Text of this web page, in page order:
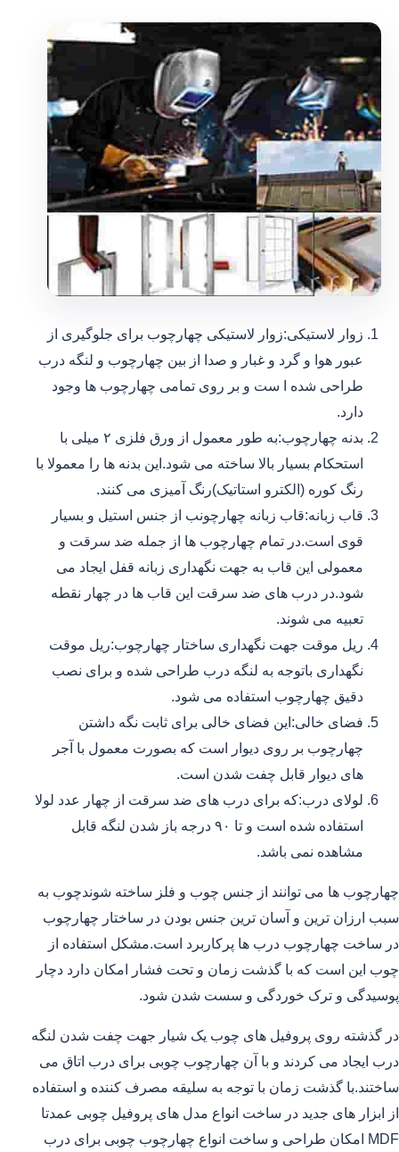
زوار لاستیکی:زوار لاستیکی چهارچوب برای جلوگیری از
عبور هوا و گرد و غبار و صدا از بین چهارچوب و لنگه درب
طراحی شده ا ست و بر روی تمامی چهارچوب ها وجود
دارد.
بدنه چهارچوب:به طور معمول از ورق فلزی ۲ میلی با
استحکام بسیار بالا ساخته می شود.این بدنه ها را معمولا با
رنگ کوره (الکترو استاتیک)رنگ آمیزی می کنند.
قاب زبانه:قاب زبانه چهارچونب از جنس استیل و بسیار
قوی است.در تمام چهارچوب ها از جمله ضد سرقت و
معمولی این قاب به جهت نگهداری زبانه قفل ایجاد می
شود.در درب های ضد سرقت این قاب ها در چهار نقطه
تعبیه می شوند.
ریل موقت جهت نگهداری ساختار چهارچوب:ریل موقت
نگهداری باتوجه به لنگه درب طراحی شده و برای نصب
دقیق چهارچوب استفاده می شود.
فضای خالی:این فضای خالی برای ثابت نگه داشتن
چهارچوب بر روی دیوار است که بصورت معمول با آجر
های دیوار قابل چفت شدن است.
لولای درب:که برای درب های ضد سرقت از چهار عدد لولا
استفاده شده است و تا ۹۰ درجه باز شدن لنگه قابل
مشاهده نمی باشد.
چهارچوب ها می توانند از جنس چوب و فلز ساخته شوندچوب به
سبب ارزان ترین و آسان ترین جنس بودن در ساختار چهارچوب
در ساخت چهارچوب درب ها پرکاربرد است.مشکل استفاده از
چوب این است که با گذشت زمان و تحت فشار امکان دارد دچار
پوسیدگی و ترک خوردگی و سست شدن شود.
در گذشته روی پروفیل های چوب یک شیار جهت چفت شدن لنگه
درب ایجاد می کردند و با آن چهارچوب چوبی برای درب اتاق می
ساختند.با گذشت زمان با توجه به سلیقه مصرف کننده و استفاده
از ابزار های جدید در ساخت انواع مدل های پروفیل چوبی عمدتا
MDF امکان طراحی و ساخت انواع چهارچوب چوبی برای درب